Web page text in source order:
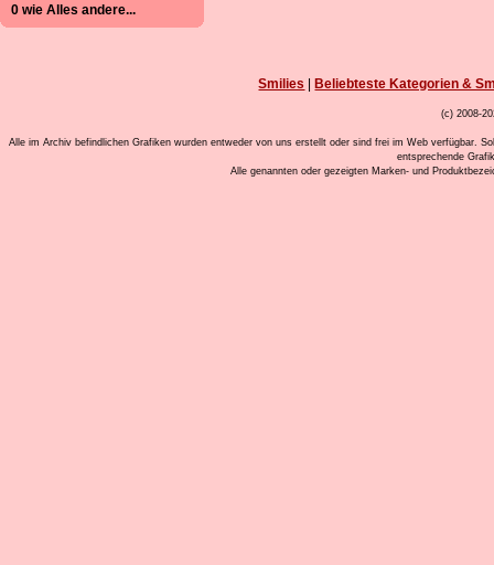
0 wie Alles andere...
Smilies Beliebteste Kategorien &
(c) 2008-
Alle im Archiv befindlichen Grafiken wurden entweder von uns erstellt oder sind frei im Web verfügbar.
entsprechende
Alle genannten oder gezeigten Marken- und